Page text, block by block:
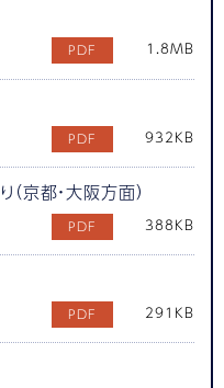
1.8MB
932KB
京都・大阪方面）
388KB
291KB